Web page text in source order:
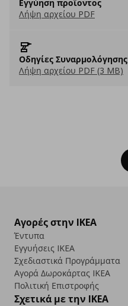
Eγγύηση προϊοντος
Λήψη αρχείου PDF
Οδηγίες Συναρμολόγησης
Λήψη αρχείου PDF (3 MB)
Αγορές στην IKEA
Έντυπα
Εγγυήσεις IKEA
Σχεδιαστικά Προγράμματα
Αγορά Δωρoκάρτας IKEA
Πολιτική Επιστροφής
Σχετικά με την IKEA